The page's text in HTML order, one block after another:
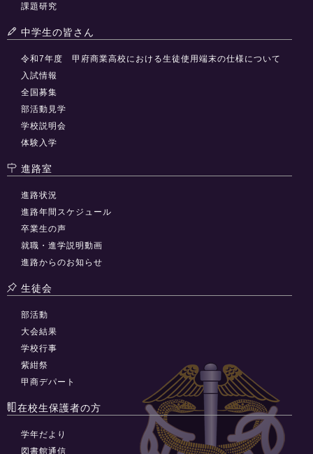
課題研究
中学生の皆さん
令和7年度 甲府商業高校における生徒使用端末の仕様について
入試情報
全国募集
部活動見学
学校説明会
体験入学
進路室
進路状況
進路年間スケジュール
卒業生の声
就職・進学説明動画
進路からのお知らせ
生徒会
部活動
大会結果
学校行事
紫紺祭
甲商デパート
在校生保護者の方
学年だより
図書館通信